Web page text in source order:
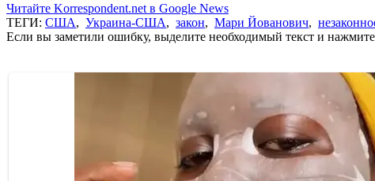
Читайте Korrespondent.net в Google News
ТЕГИ: США, Украина-США, закон, Мари Йованович,
Если вы заметили ошибку, выделите необходимый текст и